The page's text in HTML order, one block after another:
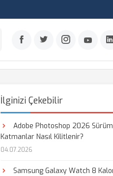
İlginizi Çekebilir
Adobe Photoshop 2026
Katmanlar Nasıl Kilitlenir?
04.07.2026
Samsung Galaxy Watch 8